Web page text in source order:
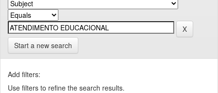
Start a new search
Add filters:
Use filters to refine the search results.